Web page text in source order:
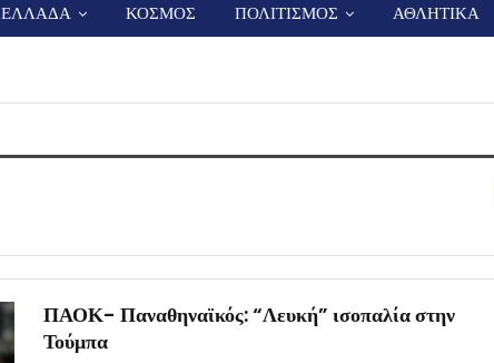
ΕΛΛΑΔΑ ΚΟΣΜΟΣ ΠΟΛΙΤΙΣΜΟΣ ΑΘΛΗΤΙΚΑ
ΠΑΟΚ- Παναθηναϊκός: “Λευκή” ισοπαλία στην
Τούμπα